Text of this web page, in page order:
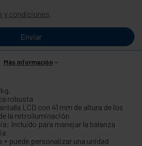
y condiciones.
Enviar
Más información
robusta
LCD con 41 mm de altura de los
la retroiluminación
Incluido para manejar la balanza
+ puede personalizar una unidad